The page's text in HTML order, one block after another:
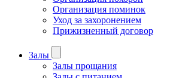
Организация поминок
Уход за захоронением
Прижизненный договор
Залы
Залы прощания